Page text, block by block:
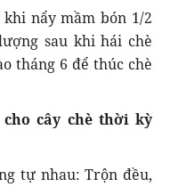
nẩy mầm bón 1/2
sau khi hái chè
tháng 6 để thúc chè
cây chè thời kỳ
tự nhau: Trộn đều,